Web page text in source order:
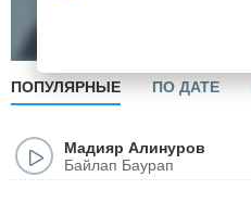
ПОПУЛЯРНЫЕ ПО ДАТЕ
Мадияр Алинуров
Байлап Баурап